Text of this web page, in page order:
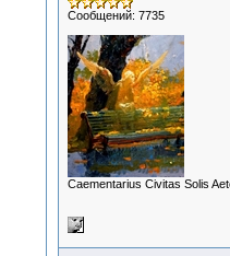
Сообщений: 7735
Сaementarius Civitas Solis